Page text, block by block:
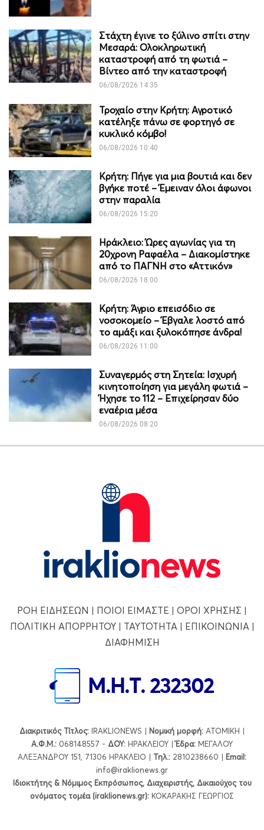
Στάχτη έγινε το ξύλινο σπίτι στην
Μεσαρά: Ολοκληρωτική
καταστροφή από τη φωτιά –
Βίντεο από την καταστροφή
06/08/2026 14:35
Τροχαίο στην Κρήτη: Αγροτικό
κατέληξε πάνω σε φορτηγό σε
κυκλικό κόμβο!
06/08/2026 10:40
Κρήτη: Πήγε για μια βουτιά και δεν
βγήκε ποτέ – Έμειναν όλοι άφωνοι
στην παραλία
06/08/2026 15:20
Ηράκλειο: Ώρες αγωνίας για τη
20χρονη Ραφαέλα – Διακομίστηκε
από το ΠΑΓΝΗ στο «Αττικόν»
06/08/2026 18:00
Κρήτη: Άγριο επεισόδιο σε
νοσοκομείο – Έβγαλε λοστό από
το αμάξι και ξυλοκόπησε άνδρα!
06/08/2026 11:00
Συναγερμός στη Σητεία: Ισχυρή
κινητοποίηση για μεγάλη φωτιά –
Ήχησε το 112 – Επιχείρησαν δύο
εναέρια μέσα
06/08/2026 08:20
ΡΟΗ ΕΙΔΗΣΕΩΝ | ΠΟΙΟΙ ΕΙΜΑΣΤΕ | ΟΡΟΙ ΧΡΗΣΗΣ |
ΠΟΛΙΤΙΚΗ ΑΠΟΡΡΗΤΟΥ| ΤΑΥΤΟΤΗΤΑ | ΕΠΙΚΟΙΝΩΝΙΑ |
ΔΙΑΦΗΜΙΣΗ
Διακριτικός Τίτλος: IRAKLIONEWS | Νομική μορφή: ΑΤΟΜΙΚΗ |
Α.Φ.Μ.: 068148557 - ΔΟΥ: ΗΡΑΚΛΕΙΟΥ |Έδρα: ΜΕΓΑΛΟΥ
ΑΛΕΞΑΝΔΡΟΥ 151, 71306 ΗΡΑΚΛΕΙΟ | Τηλ.: 2810238660 | Εmail:
info@iraklionews.gr
Ιδιοκτήτης & Νόμιμος Εκπρόσωπος, Διαχειριστής, Δικαιούχος του
ονόματος τομέα (iraklionews.gr): ΚΟΚΑΡΑΚΗΣ ΓΕΩΡΓΙΟΣ